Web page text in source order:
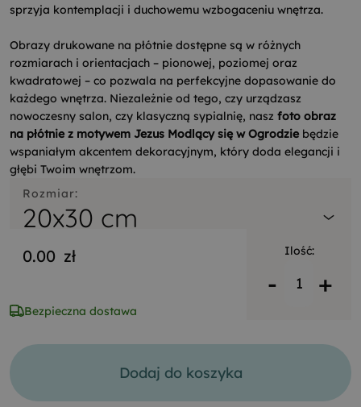
sprzyja kontemplacji i duchowemu wzbogaceniu wnętrza.
Obrazy drukowane na płótnie dostępne są w różnych
rozmiarach i orientacjach – pionowej, poziomej oraz
kwadratowej – co pozwala na perfekcyjne dopasowanie do
każdego wnętrza. Niezależnie od tego, czy urządzasz
nowoczesny salon, czy klasyczną sypialnię, nasz foto obraz
na płótnie z motywem Jezus Modlący się w Ogrodzie będzie
wspaniałym akcentem dekoracyjnym, który doda elegancji i
głębi Twoim wnętrzom.
Rozmiar:
20x30 cm
0.00 zł
Bezpieczna dostawa
Ilość:
- +
Dodaj do koszyka